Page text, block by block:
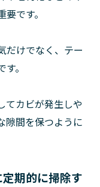
です。
だけでなく、テー
。
てカビが発生しや
隙間を保つように
期的に掃除す